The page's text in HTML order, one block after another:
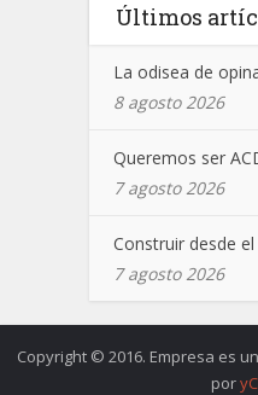
Últimos
La odisea de
8 agosto 2026
Queremos ser
7 agosto 2026
Construir desde
7 agosto 2026
Copyright © 2016. Empresa es
por